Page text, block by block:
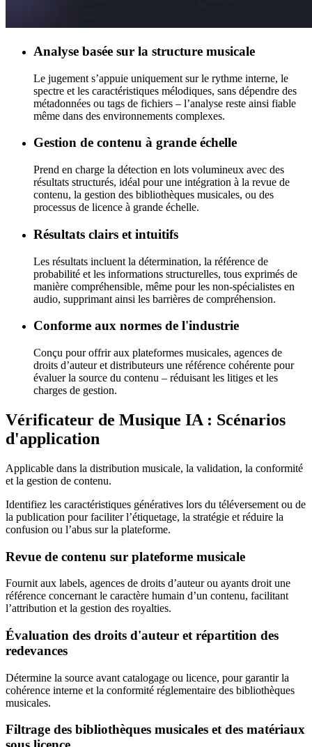
Analyse basée sur la structure musicale
Le jugement s’appuie uniquement sur le rythme interne, le
spectre et les caractéristiques mélodiques, sans dépendre des
métadonnées ou tags de fichiers – l’analyse reste ainsi fiable
même dans des environnements complexes.
Gestion de contenu à grande échelle
Prend en charge la détection en lots volumineux avec des
résultats structurés, idéal pour une intégration à la revue de
contenu, la gestion des bibliothèques musicales, ou des
processus de licence à grande échelle.
Résultats clairs et intuitifs
Les résultats incluent la détermination, la référence de
probabilité et les informations structurelles, tous exprimés de
manière compréhensible, même pour les non-spécialistes en
audio, supprimant ainsi les barrières de compréhension.
Conforme aux normes de l'industrie
Conçu pour offrir aux plateformes musicales, agences de
droits d’auteur et distributeurs une référence cohérente pour
évaluer la source du contenu – réduisant les litiges et les
charges de gestion.
Vérificateur de Musique IA : Scénarios
d'application
Applicable dans la distribution musicale, la validation, la conformité
et la gestion de contenu.
Identifiez les caractéristiques génératives lors du téléversement ou de
la publication pour faciliter l’étiquetage, la stratégie et réduire la
confusion ou l’abus sur la plateforme.
Revue de contenu sur plateforme musicale
Fournit aux labels, agences de droits d’auteur ou ayants droit une
référence concernant le caractère humain d’un contenu, facilitant
l’attribution et la gestion des royalties.
Évaluation des droits d'auteur et répartition des
redevances
Détermine la source avant catalogage ou licence, pour garantir la
cohérence interne et la conformité réglementaire des bibliothèques
musicales.
Filtrage des bibliothèques musicales et des matériaux